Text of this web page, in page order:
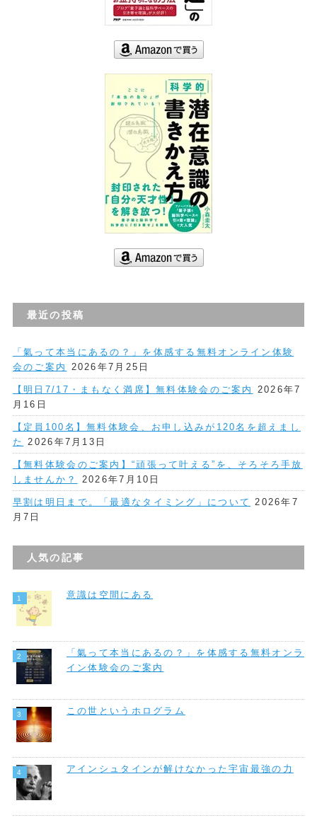
最近の投稿
「氣って本当にあるの？」を体感する無料オンライン体験
会のご案内
2026年7月25日
【明日7/17・まもなく満席】無料体験会のご案内
2026年7
月16日
【定員100名】無料体験会、お申し込みが120名を超えまし
た
2026年7月13日
【無料体験会のご案内】“頑張って叶える”を、そろそろ手放
しませんか？
2026年7月10日
早割は明日まで。「最適なタイミング」について
2026年7
月7日
人気の記事
意識は空間にある
「氣って本当にあるの？」を体感する無料オンラ
イン体験会のご案内
この世というホログラム
アインシュタインが解けなかった宇宙最強の力